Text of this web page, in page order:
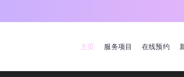
主页 服务项目 在线预约